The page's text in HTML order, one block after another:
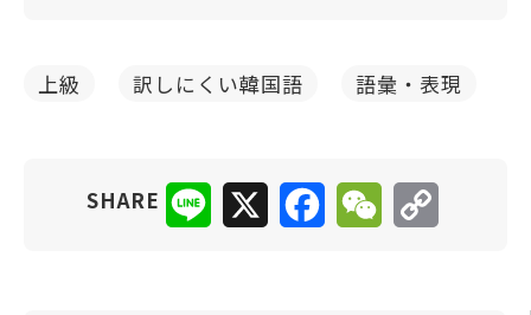
上級 訳しにくい韓国語 語彙・表現
SHARE Line FacebookWeChat